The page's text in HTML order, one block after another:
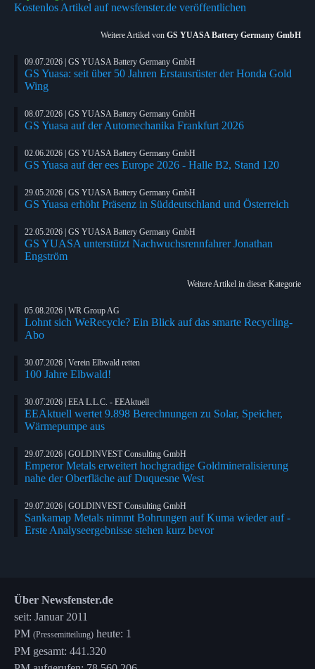
Kostenlos Artikel auf newsfenster.de veröffentlichen
Weitere Artikel von GS YUASA Battery Germany GmbH
09.07.2026 | GS YUASA Battery Germany GmbH
GS Yuasa: seit über 50 Jahren Erstausrüster der Honda Gold
Wing
08.07.2026 | GS YUASA Battery Germany GmbH
GS Yuasa auf der Automechanika Frankfurt 2026
02.06.2026 | GS YUASA Battery Germany GmbH
GS Yuasa auf der ees Europe 2026 - Halle B2, Stand 120
29.05.2026 | GS YUASA Battery Germany GmbH
GS Yuasa erhöht Präsenz in Süddeutschland und Österreich
22.05.2026 | GS YUASA Battery Germany GmbH
GS YUASA unterstützt Nachwuchsrennfahrer Jonathan
Engström
Weitere Artikel in dieser Kategorie
05.08.2026 | WR Group AG
Lohnt sich WeRecycle? Ein Blick auf das smarte Recycling-
Abo
30.07.2026 | Verein Elbwald retten
100 Jahre Elbwald!
30.07.2026 | EEA L.L.C. - EEAktuell
EEAktuell wertet 9.898 Berechnungen zu Solar, Speicher,
Wärmepumpe aus
29.07.2026 | GOLDINVEST Consulting GmbH
Emperor Metals erweitert hochgradige Goldmineralisierung
nahe der Oberfläche auf Duquesne West
29.07.2026 | GOLDINVEST Consulting GmbH
Sankamap Metals nimmt Bohrungen auf Kuma wieder auf -
Erste Analyseergebnisse stehen kurz bevor
Über Newsfenster.de
seit: Januar 2011
PM (Pressemitteilung) heute: 1
PM gesamt: 441.320